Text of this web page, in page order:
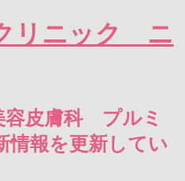
リニック ニ
容皮膚科 プルミ
情報を更新してい